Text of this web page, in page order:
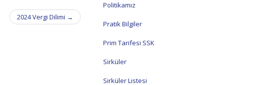
2024 Vergi Dilimi →
Politikamız
Pratik Bilgiler
Prim Tarifesi SSK
Sirküler
Sirküler Listesi